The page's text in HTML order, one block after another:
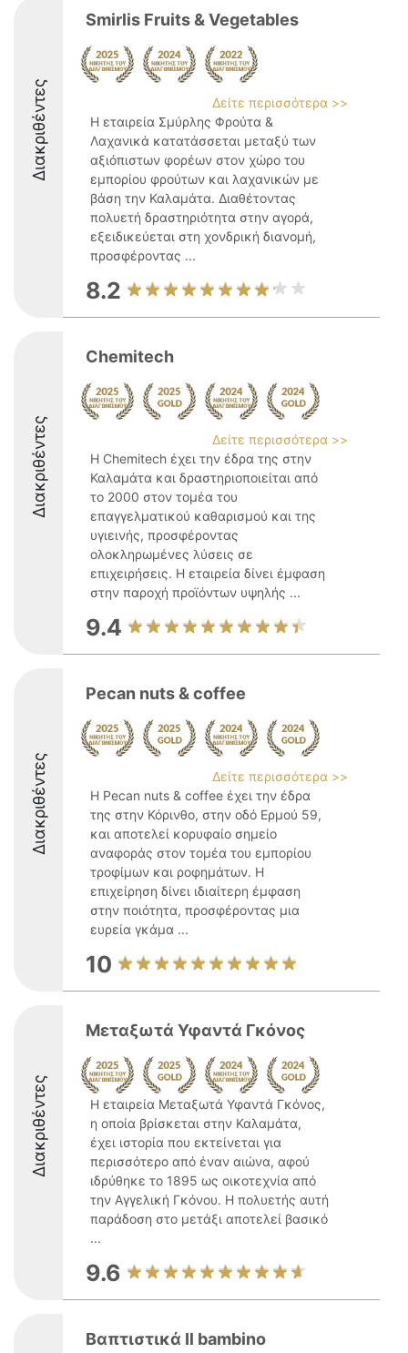
Διακριθέντες
Smirlis Fruits & Vegetables
Δείτε περισσότερα >>
Η εταιρεία Σμύρλης Φρούτα &
Λαχανικά κατατάσσεται μεταξύ των
αξιόπιστων φορέων στον χώρο του
εμπορίου φρούτων και λαχανικών με
βάση την Καλαμάτα. Διαθέτοντας
πολυετή δραστηριότητα στην αγορά,
εξειδικεύεται στη χονδρική διανομή,
προσφέροντας ...
8.2
Διακριθέντες
Chemitech
Δείτε περισσότερα >>
Η Chemitech έχει την έδρα της στην
Καλαμάτα και δραστηριοποιείται από
το 2000 στον τομέα του
επαγγελματικού καθαρισμού και της
υγιεινής, προσφέροντας
ολοκληρωμένες λύσεις σε
επιχειρήσεις. Η εταιρεία δίνει έμφαση
στην παροχή προϊόντων υψηλής ...
9.4
Διακριθέντες
Pecan nuts & coffee
Δείτε περισσότερα >>
Η Pecan nuts & coffee έχει την έδρα
της στην Κόρινθο, στην οδό Ερμού 59,
και αποτελεί κορυφαίο σημείο
αναφοράς στον τομέα του εμπορίου
τροφίμων και ροφημάτων. Η
επιχείρηση δίνει ιδιαίτερη έμφαση
στην ποιότητα, προσφέροντας μια
ευρεία γκάμα ...
10
Διακριθέντες
Μεταξωτά Υφαντά Γκόνος
Η εταιρεία Μεταξωτά Υφαντά Γκόνος,
η οποία βρίσκεται στην Καλαμάτα,
έχει ιστορία που εκτείνεται για
περισσότερο από έναν αιώνα, αφού
ιδρύθηκε το 1895 ως οικοτεχνία από
την Αγγελική Γκόνου. Η πολυετής αυτή
παράδοση στο μετάξι αποτελεί βασικό
...
9.6
Βαπτιστικά Il bambino